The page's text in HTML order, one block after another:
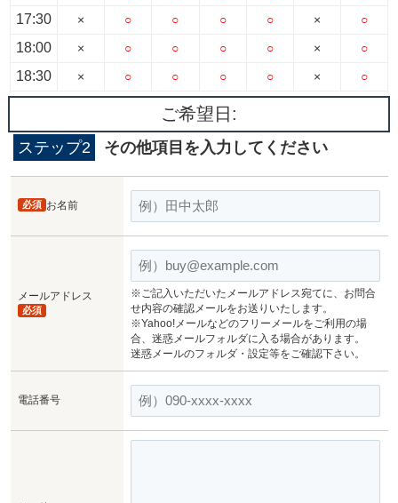
17:30
18:00
18:30
×
×
×
○
○
○
○
○
○
○
○
○
○
○
○
×
×
×
○
○
○
ご希望日:
ステップ2 その他項目を入力してください
お名前
必須
メールアドレス
必須
※ご記入いただいたメールアドレス宛てに、お問合
せ内容の確認メールをお送りいたします。
※Yahoo!メールなどのフリーメールをご利用の場
合、迷惑メールフォルダに入る場合があります。
迷惑メールのフォルダ・設定等をご確認下さい。
電話番号